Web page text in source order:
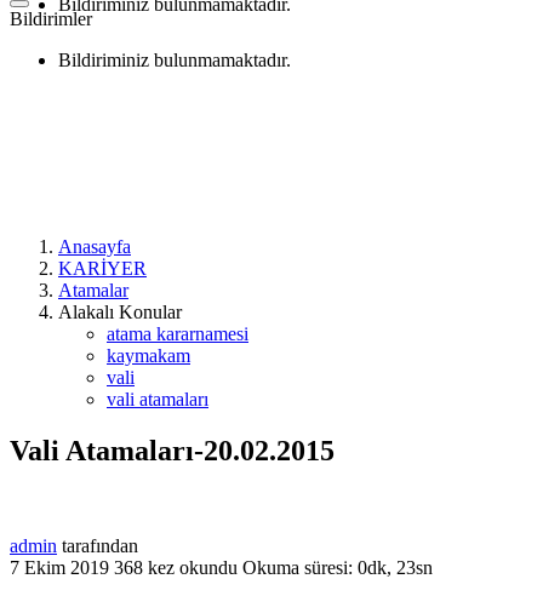
Bildiriminiz bulunmamaktadır.
Bildirimler
Bildiriminiz bulunmamaktadır.
Anasayfa
KARİYER
Atamalar
Alakalı Konular
atama kararnamesi
kaymakam
vali
vali atamaları
Vali Atamaları-20.02.2015
admin tarafından
7 Ekim 2019 368 kez okundu Okuma süresi: 0dk, 23sn